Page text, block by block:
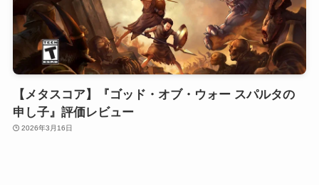
【メタスコア】『ゴッド・オブ・ウォー スパルタの
申し子』評価レビュー
2026年3月16日